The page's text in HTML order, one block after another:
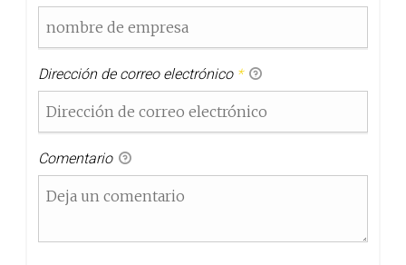
Dirección de correo electrónico *
Comentario